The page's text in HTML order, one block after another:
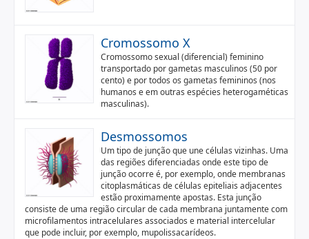
Cromossomo X
Cromossomo sexual (diferencial) feminino
transportado por gametas masculinos (50 por
cento) e por todos os gametas femininos (nos
humanos e em outras espécies heterogaméticas
masculinas).
Desmossomos
Um tipo de junção que une células vizinhas. Uma
das regiões diferenciadas onde este tipo de
junção ocorre é, por exemplo, onde membranas
citoplasmáticas de células epiteliais adjacentes
estão proximamente apostas. Esta junção
consiste de uma região circular de cada membrana juntamente com
microfilamentos intracelulares associados e material intercelular
que pode incluir, por exemplo, mupolissacarídeos.